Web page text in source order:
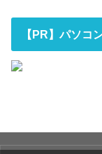
【PR】パソコ